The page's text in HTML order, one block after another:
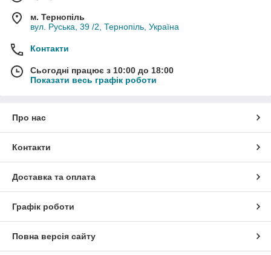
м. Тернопіль
вул. Руська, 39 /2, Тернопіль, Україна
Контакти
Сьогодні працює з 10:00 до 18:00
Показати весь графік роботи
Про нас
Контакти
Доставка та оплата
Графік роботи
Повна версія сайту